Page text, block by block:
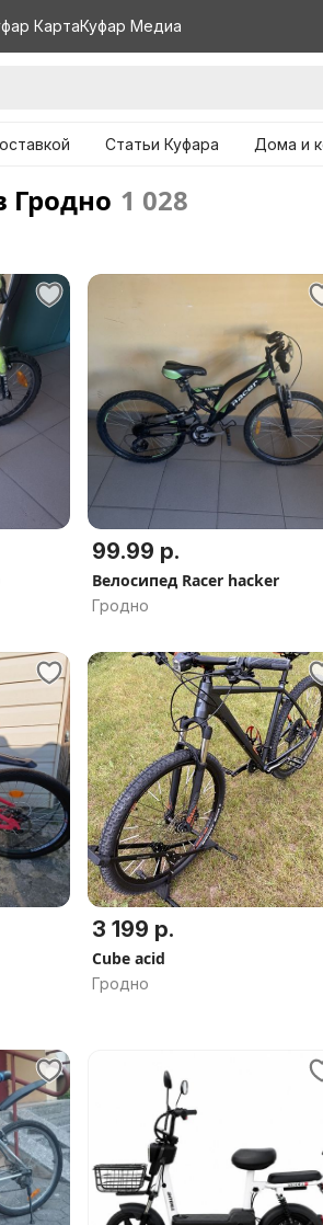
КартаКуфар Медиа
Статьи Куфара Дома и
Гродно 1 028
99.99 р.
Велосипед Racer hacker
Гродно
3 199 р.
Cube acid
Гродно